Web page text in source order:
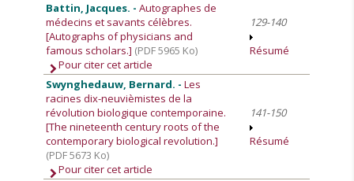
Battin, Jacques. -Autographes de
médecins et savants célèbres.
[Autographs of physicians and
famous scholars.] (PDF 5965 Ko)
Pour citer cet article
129-140
Résumé
Swynghedauw, Bernard. -Les
racines dix-neuvièmistes de la
révolution biologique contemporaine.
[The nineteenth century roots of the
contemporary biological revolution.]
(PDF 5673 Ko)
Pour citer cet article
141-150
Résumé